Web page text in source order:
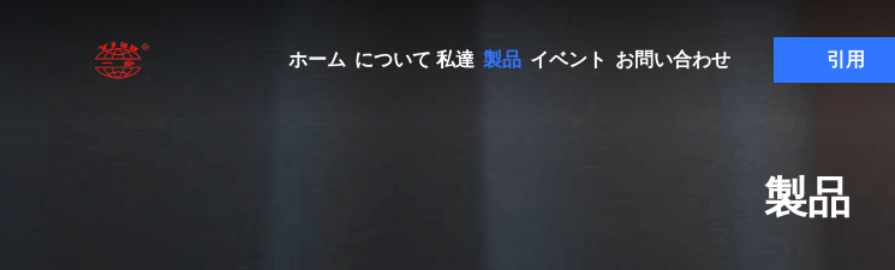
ホーム について 私達 製品 イベント お問い合わせ 引用
製品